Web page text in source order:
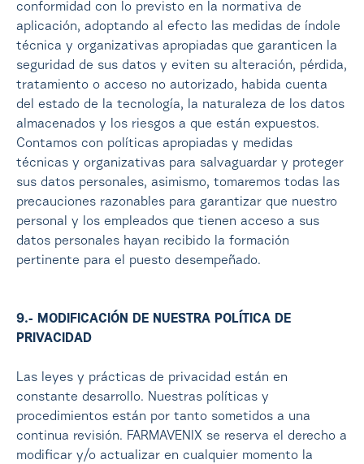
conformidad con lo previsto en la normativa de
aplicación, adoptando al efecto las medidas de índole
técnica y organizativas apropiadas que garanticen la
seguridad de sus datos y eviten su alteración, pérdida,
tratamiento o acceso no autorizado, habida cuenta
del estado de la tecnología, la naturaleza de los datos
almacenados y los riesgos a que están expuestos.
Contamos con políticas apropiadas y medidas
técnicas y organizativas para salvaguardar y proteger
sus datos personales, asimismo, tomaremos todas las
precauciones razonables para garantizar que nuestro
personal y los empleados que tienen acceso a sus
datos personales hayan recibido la formación
pertinente para el puesto desempeñado.
9.- MODIFICACIÓN DE NUESTRA POLÍTICA DE
PRIVACIDAD
Las leyes y prácticas de privacidad están en
constante desarrollo. Nuestras políticas y
procedimientos están por tanto sometidos a una
continua revisión. FARMAVENIX se reserva el derecho a
modificar y/o actualizar en cualquier momento la